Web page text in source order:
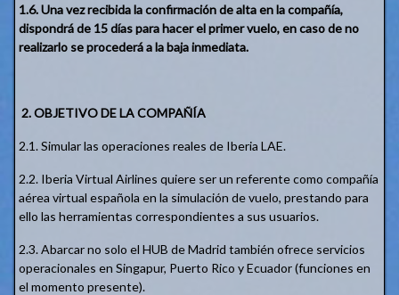
1.6. Una vez recibida la confirmación de alta en la compañía,
dispondrá de 15 días para hacer el primer vuelo, en caso de no
realizarlo se procederá a la baja inmediata.
2. OBJETIVO DE LA COMPAÑÍA
2.1. Simular las operaciones reales de Iberia LAE.
2.2. Iberia Virtual Airlines quiere ser un referente como compañía
aérea virtual española en la simulación de vuelo, prestando para
ello las herramientas correspondientes a sus usuarios.
2.3. Abarcar no solo el HUB de Madrid también ofrece servicios
operacionales en Singapur, Puerto Rico y Ecuador (funciones en
el momento presente).